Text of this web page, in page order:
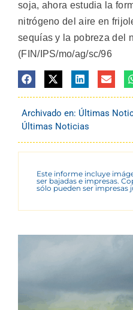
soja, ahora estudia la
nitrógeno del aire en
sequías y la pobreza del
(FIN/IPS/mo/ag/sc/96
Archivado en: Últimas
Últimas Noticias
Este informe incluye
ser bajadas e impresas.
sólo pueden ser impresas